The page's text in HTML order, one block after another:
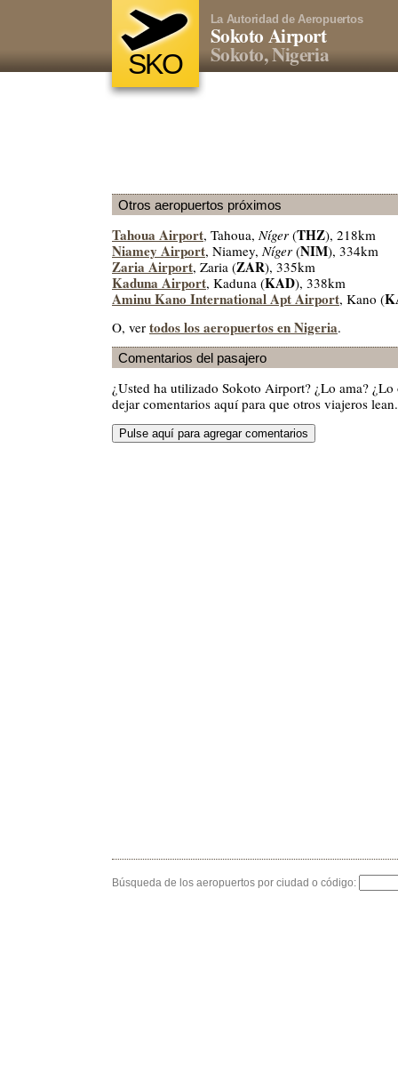
SKO
La Autoridad de Aeropuertos
Sokoto Airport
Sokoto, Nigeria
Otros aeropuertos próximos
Tahoua Airport, Tahoua,Níger(THZ), 218km
Niamey Airport, Niamey,Níger(NIM), 334km
Zaria Airport, Zaria (ZAR), 335km
Kaduna Airport, Kaduna (KAD), 338km
Aminu Kano International Apt Airport, Kano (
O, ver todos los aeropuertos en Nigeria.
Comentarios del pasajero
¿Usted ha utilizado Sokoto Airport? ¿Lo ama? ¿Lo
dejar comentarios aquí para que otros viajeros lean.
Búsqueda de los aeropuertos por ciudad o código: